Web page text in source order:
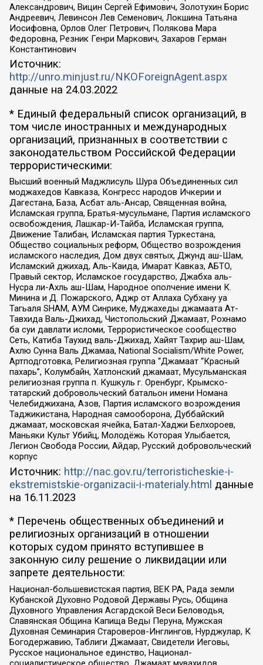
Александрович, Вицин Сергей Ефимович, Золотухин Борис
Андреевич, Левинсон Лев Семенович, Локшина Татьяна
Иосифовна, Орлов Олег Петрович, Полякова Мара
Федоровна, Резник Генри Маркович, Захаров Герман
Константинович
Источник:
http://unro.minjust.ru/NKOForeignAgent.aspx
данные на 24.03.2022
* Единый федеральный список организаций, в
том числе иностранных и международных
организаций, признанных в соответствии с
законодательством Российской Федерации
террористическими:
Высший военный Маджлисуль Шура Объединенных сил
моджахедов Кавказа, Конгресс народов Ичкерии и
Дагестана, База, Асбат аль-Ансар, Священная война,
Исламская группа, Братья-мусульмане, Партия исламского
освобождения, Лашкар-И-Тайба, Исламская группа,
Движение Талибан, Исламская партия Туркестана,
Общество социальных реформ, Общество возрождения
исламского наследия, Дом двух святых, Джунд аш-Шам,
Исламский джихад, Аль-Каида, Имарат Кавказ, АБТО,
Правый сектор, Исламское государство, Джабха аль-
Нусра ли-Ахль аш-Шам, Народное ополчение имени К.
Минина и Д. Пожарского, Аджр от Аллаха Субхану уа
Тагьаля SHAM, АУМ Синрике, Муджахеды джамаата Ат-
Тавхида Валь-Джихад, Чистопольский Джамаат, Рохнамо
ба суи давлати исломи, Террористическое сообщество
Сеть, Катиба Таухид валь-Джихад, Хайят Тахрир аш-Шам,
Ахлю Сунна Валь Джамаа, National Socialism/White Power,
Артподготовка, Религиозная группа “Джамаат “Красный
пахарь”, Колумбайн, Хатлонский джамаат, Мусульманская
религиозная группа п. Кушкуль г. Оренбург, Крымско-
татарский добровольческий батальон имени Номана
Челебиджихана, Азов, Партия исламского возрождения
Таджикистана, Народная самооборона, Дуббайский
джамаат, московская ячейка, Батал-Хаджи Белхороев,
Маньяки Культ Убийц, Молодёжь Которая Улыбается,
Легион Свобода России, Айдар, Русский добровольческий
корпус
Источник: http://nac.gov.ru/terroristicheskie-i-
ekstremistskie-organizacii-i-materialy.html данные
на 16.11.2023
* Перечень общественных объединений и
религиозных организаций в отношении
которых судом принято вступившее в
законную силу решение о ликвидации или
запрете деятельности:
Национал-большевистская партия, ВЕК РА, Рада земли
Кубанской Духовно Родовой Державы Русь, Община
Духовного Управления Асгардской Веси Беловодья,
Славянская Община Капища Веды Перуна, Мужская
Духовная Семинария Староверов-Инглингов, Нурджулар, К
Богодержавию, Таблиги Джамаат, Свидетели Иеговы,
Русское национальное единство, Национал-